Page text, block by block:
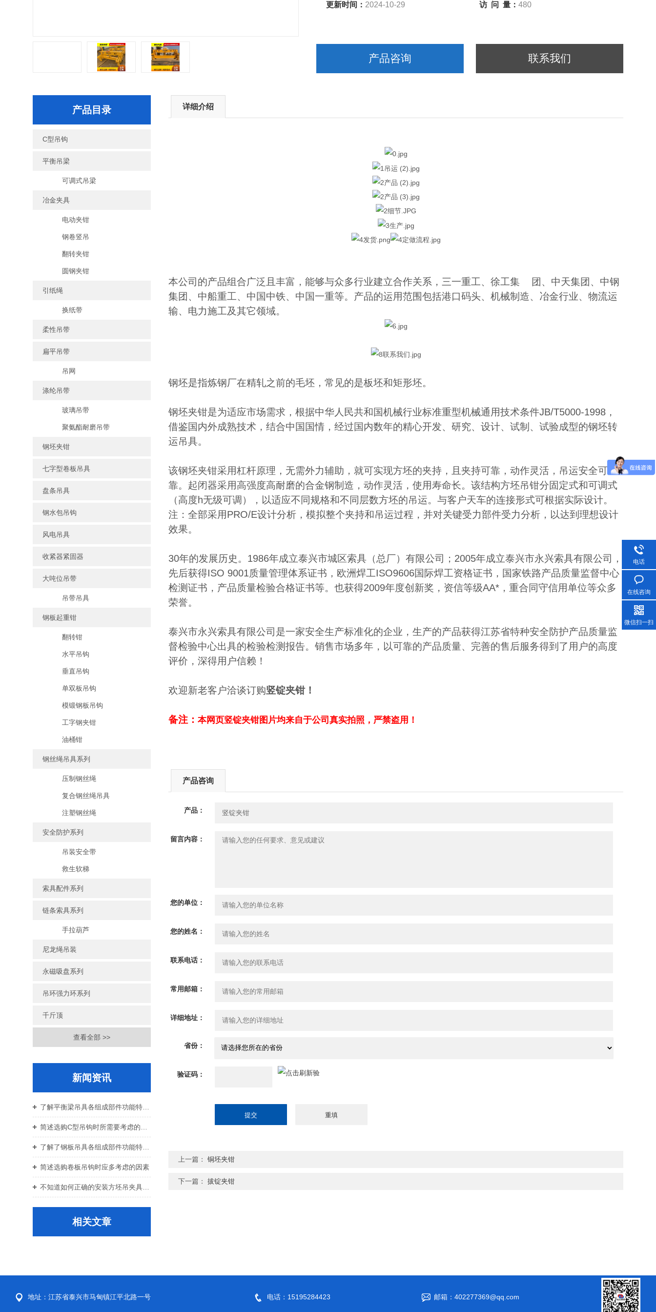
更新时间： 2024-10-29 访 问 量：480
产品咨询 联系我们
产品目录
C型吊钩
平衡吊梁
可调式吊梁
冶金夹具
电动夹钳
钢卷竖吊
翻转夹钳
圆钢夹钳
引纸绳
换纸带
柔性吊带
扁平吊带
吊网
涤纶吊带
玻璃吊带
聚氨酯耐磨吊带
钢坯夹钳
七字型卷板吊具
盘条吊具
钢水包吊钩
风电吊具
收紧器紧固器
大吨位吊带
吊带吊具
钢板起重钳
翻转钳
水平吊钩
垂直吊钩
单双板吊钩
模锻钢板吊钩
工字钢夹钳
油桶钳
钢丝绳吊具系列
压制钢丝绳
复合钢丝绳吊具
注塑钢丝绳
安全防护系列
吊装安全带
救生软梯
索具配件系列
链条索具系列
手拉葫芦
尼龙绳吊装
永磁吸盘系列
吊环强力环系列
千斤顶
查看全部 >>
新闻资讯
简述选购卷板吊钩时应多考虑的因素
相关文章
详细介绍
本公司的产品组合广泛且丰富，能够与众多行业建立合作关系，三一重工、徐工集 团、中天集团、中钢
集团、中船重工、中国中铁、中国一重等。产品的运用范围包括港口码头、机械制造、冶金行业、物流运
输、电力施工及其它领域。
钢坯是指炼钢厂在精轧之前的毛坯，常见的是板坯和矩形坯。
钢坯夹钳是为适应市场需求，根据中华人民共和国机械行业标准重型机械通用技术条件JB/T5000-1998，
借鉴国内外成熟技术，结合中国国情，经过国内数年的精心开发、研究、设计、试制、试验成型的钢坯转
运吊具。
该钢坯夹钳采用杠杆原理，无需外力辅助，就可实现方坯的夹持，且夹持可靠，动作灵活，吊运安全可
靠。起闭器采用高强度高耐磨的合金钢制造，动作灵活，使用寿命长。该结构方坯吊钳分固定式和可调式
（高度h无级可调），以适应不同规格和不同层数方坯的吊运。与客户天车的连接形式可根据实际设计。
注：全部采用PRO/E设计分析，模拟整个夹持和吊运过程，并对关键受力部件受力分析，以达到理想设计
效果。
30年的发展历史。1986年成立泰兴市城区索具（总厂）有限公司；2005年成立泰兴市永兴索具有限公司，
先后获得ISO 9001质量管理体系证书，欧洲焊工ISO9606国际焊工资格证书，国家铁路产品质量监督中心
检测证书，产品质量检验合格证书等。也获得2009年度创新奖，资信等级AA*，重合同守信用单位等众多
荣誉。
泰兴市永兴索具有限公司是一家安全生产标准化的企业，生产的产品获得江苏省特种安全防护产品质量监
督检验中心出具的检验检测报告。销售市场多年，以可靠的产品质量、完善的售后服务得到了用户的高度
评价，深得用户信赖！
欢迎新老客户洽谈订购竖锭夹钳！
备注：本网页竖锭夹钳图片均来自于公司真实拍照，严禁盗用！
产品咨询
产品：
留言内容：
您的单位：
您的姓名：
联系电话：
常用邮箱：
详细地址：
省份：
验证码：
上一篇：铜坯夹钳
下一篇：拔锭夹钳
地址：江苏省泰兴市马甸镇江平北路一号 电话：15195284423 邮箱：402277369@qq.com
电话
在线咨询
微信扫一扫